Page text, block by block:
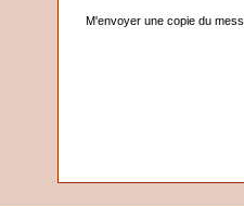
M'envoyer une copie du